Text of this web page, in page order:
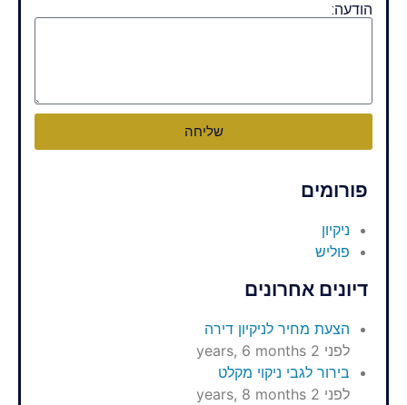
הודעה:
שליחה
פורומים
ניקיון
פוליש
דיונים אחרונים
הצעת מחיר לניקיון דירה
לפני 2 years, 6 months
בירור לגבי ניקוי מקלט
לפני 2 years, 8 months